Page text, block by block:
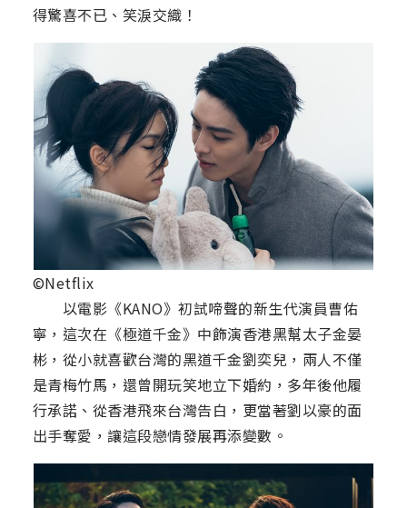
得驚喜不已、笑淚交織！
©Netflix
以電影《KANO》初試啼聲的新生代演員曹佑
寧，這次在《極道千金》中飾演香港黑幫太子金晏
彬，從小就喜歡台灣的黑道千金劉奕兒，兩人不僅
是青梅竹馬，還曾開玩笑地立下婚約，多年後他履
行承諾、從香港飛來台灣告白，更當著劉以豪的面
出手奪愛，讓這段戀情發展再添變數。